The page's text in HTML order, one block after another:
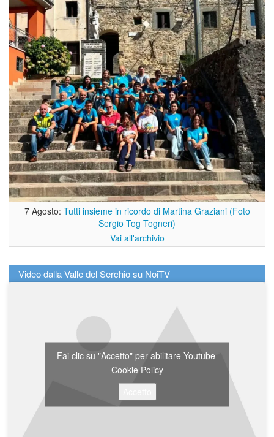
7 Agosto: Tutti insieme in ricordo di Martina Graziani (Foto
Sergio Tog Togneri)
Vai all'archivio
Video dalla Valle del Serchio su NoiTV
Fai clic su "Accetto" per abilitare Youtube
Cookie Policy